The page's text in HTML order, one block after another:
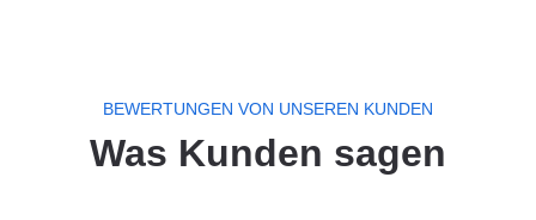
BEWERTUNGEN VON UNSEREN KUNDEN
Was Kunden sagen